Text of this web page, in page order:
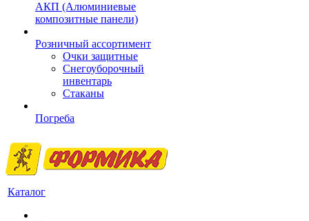
АКП (Алюминиевые
композитные панели)
Розничный ассортимент
Очки защитные
Снегоуборочный
инвентарь
Стаканы
Погреба
Каталог